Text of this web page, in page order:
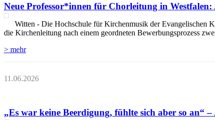
Neue Professor*innen für Chorleitung in
Witten - Die Hochschule für Kirchenmusik der Evangelischen
die Kirchenleitung nach einem geordneten Bewerbungsprozess
> mehr
11.06.2026
„Es war keine Beerdigung, fühlte sich aber so an“